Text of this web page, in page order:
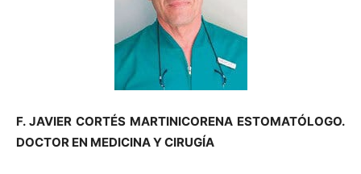
F. JAVIER CORTÉS MARTINICORENA ESTOMATÓLOGO.
DOCTOR EN MEDICINA Y CIRUGÍA